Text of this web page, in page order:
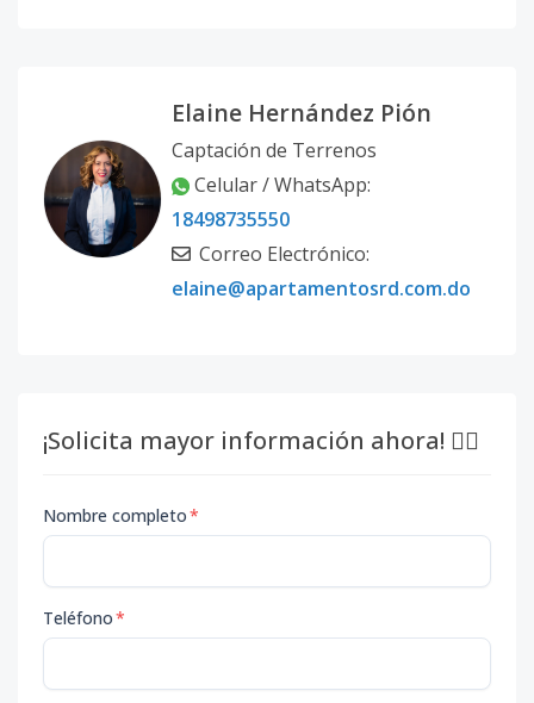
Elaine Hernández Pión
Captación de Terrenos
Celular / WhatsApp:
18498735550
Correo Electrónico:
elaine@apartamentosrd.com.do
¡Solicita mayor información ahora! 👇🏽
Nombre completo*
Teléfono*